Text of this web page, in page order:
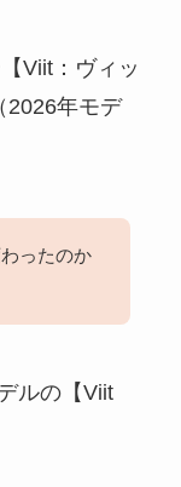
Viit：ヴィッ
2026年モデ
ったのか
ルの【Viit